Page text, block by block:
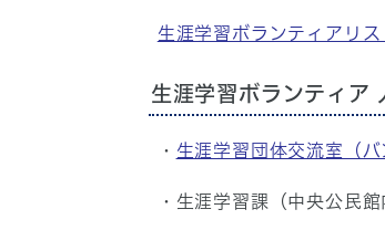
生涯学習ボランティアリス
生涯学習ボランティ
・ 生涯学習団体交流室（バ
・生涯学習課（中央公民館